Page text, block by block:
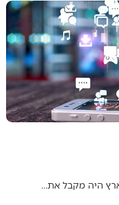
היה מקבל את…